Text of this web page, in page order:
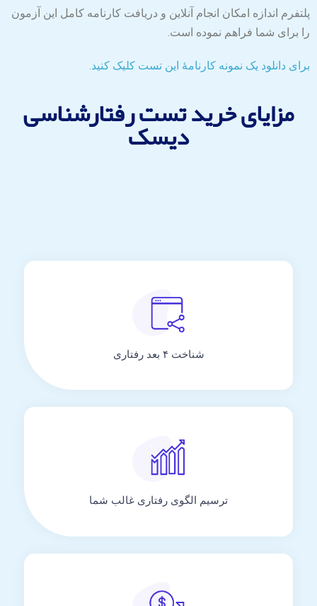
پلتفرم اندازه امکان انجام آنلاین و دریافت کارنامه کامل این آزمون
را برای شما فراهم نموده است.
برای دانلود یک نمونه کارنامۀ این تست کلیک کنید.
مزایای خرید تست رفتارشناسی
دیسک
شناخت ۴ بعد رفتاری
ترسیم الگوی رفتاری غالب شما